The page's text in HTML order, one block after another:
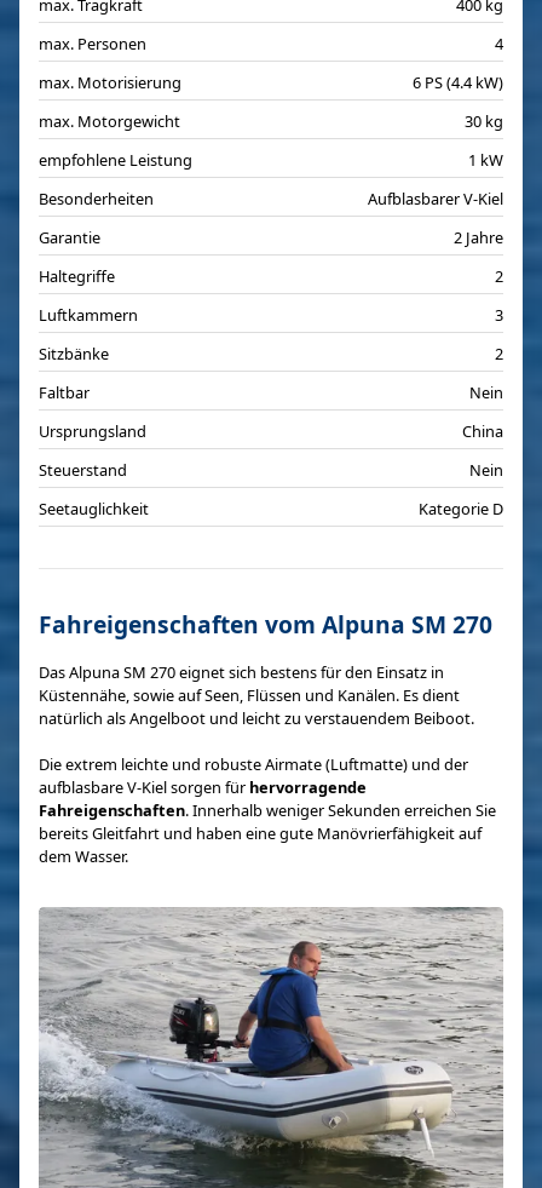
max. Tragkraft
400 kg
max. Personen
4
max. Motorisierung
6 PS (4.4 kW)
max. Motorgewicht
30 kg
empfohlene Leistung
1 kW
Besonderheiten
Aufblasbarer V-Kiel
Garantie
2 Jahre
Haltegriffe
2
Luftkammern
3
Sitzbänke
2
Faltbar
Nein
Ursprungsland
China
Steuerstand
Nein
Seetauglichkeit
Kategorie D
Fahreigenschaften vom Alpuna SM 270
Das Alpuna SM 270 eignet sich bestens für den Einsatz in
Küstennähe, sowie auf Seen, Flüssen und Kanälen. Es dient
natürlich als Angelboot und leicht zu verstauendem Beiboot.
Die extrem leichte und robuste Airmate (Luftmatte) und der
aufblasbare V-Kiel sorgen für hervorragende
Fahreigenschaften. Innerhalb weniger Sekunden erreichen Sie
bereits Gleitfahrt und haben eine gute Manövrierfähigkeit auf
dem Wasser.